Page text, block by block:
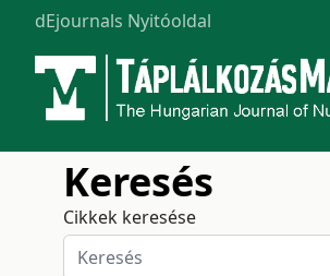
dEjournals Nyitóoldal
Keresés
Cikkek keresése